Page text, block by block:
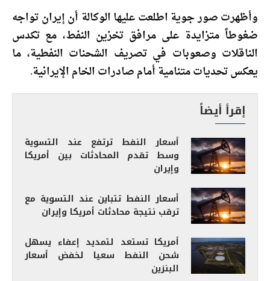
وأظهرت صور جوية اطلعت عليها الوكالة أن إيران تواجه
ضغوطاً متزايدة على مرافق تخزين النفط، مع تكدس
الناقلات وصعوبات في تصريف الشحنات النفطية، ما
يعكس تحديات متنامية أمام صادرات الخام الإيرانية.
إقرأ أيضاً
أسعار النفط ترتفع عند التسوية
وسط تقدم المحادثات بين أمريكا
وإيران
أسعار النفط تتباين عند التسوية مع
ترقب نتيجة محادثات أمريكا وإيران
أمريكا تستعد لتمديد إعفاء يسهل
شحن النفط سعيا لخفض أسعار
البنزين